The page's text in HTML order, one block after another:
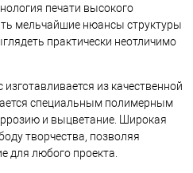
печати высокого
мельчайшие нюансы структуры
практически неотличимо
из качественной
специальным полимерным
и выцветание. Широкая
творчества, позволяя
для любого проекта.